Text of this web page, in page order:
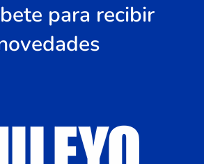
para recibir